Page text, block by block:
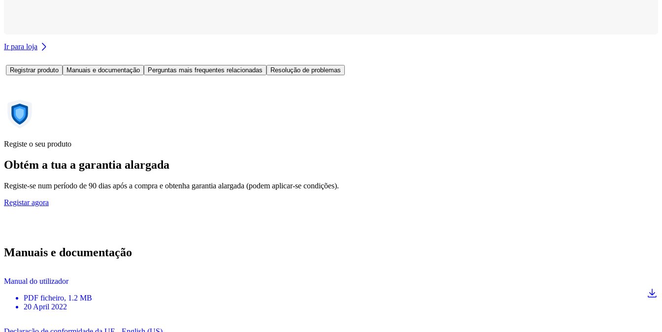
Ir para loja
Registrar produto Manuais e documentação Perguntas mais frequentes relacionadas Resolução de problemas
Registe o seu produto
Obtém a tua a garantia alargada
Registe-se num período de 90 dias após a compra e obtenha garantia alargada (podem aplicar-se condições).
Registar agora
Manuais e documentação
Manual do utilizador
PDF ficheiro, 1.2 MB
20 April 2022